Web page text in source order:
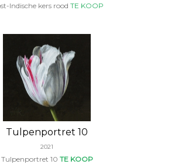
Indische kers rood TE KOOP
Tulpenportret 10
2021
Tulpenportret 10 TE KOOP